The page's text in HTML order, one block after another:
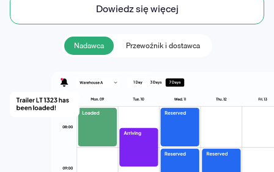
Dowiedz się więcej
Nadawca Przewoźnik i dostawca